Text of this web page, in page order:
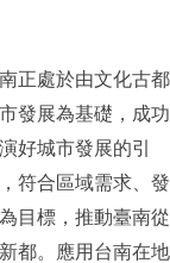
正處於由文化古都
發展為基礎，成功
好城市發展的引
符合區域需求、發
目標，推動臺南從
都。應用台南在地